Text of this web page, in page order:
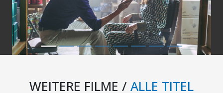
WEITERE FILME / ALLE TITEL